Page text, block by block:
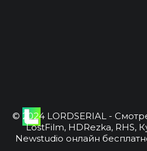
© 2024 LORDSERIAL -
LostFilm, HDRezka, RHS,
Newstudio онлайн